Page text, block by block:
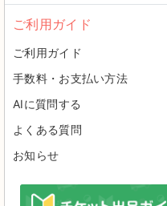
ご利用ガイド
ご利用ガイド
手数料・お支払い方法
AIに質問する
よくある質問
お知らせ